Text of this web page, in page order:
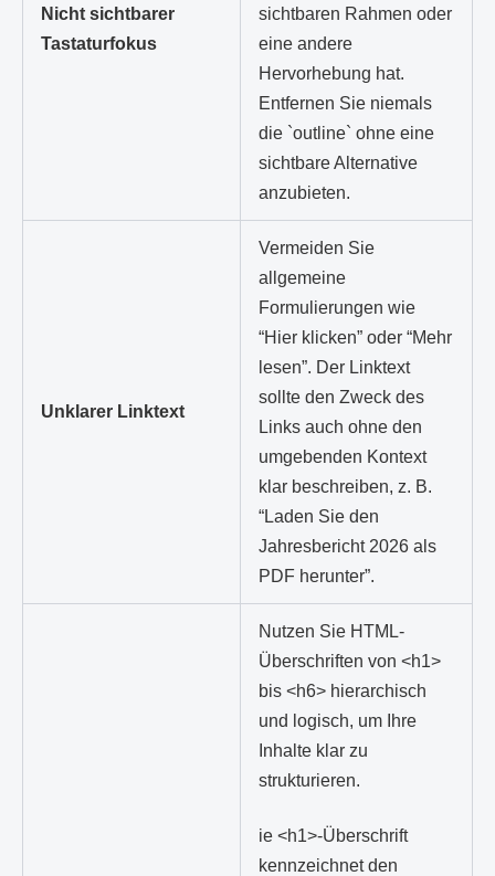
Nicht sichtbarer
Tastaturfokus
sichtbaren Rahmen oder
eine andere
Hervorhebung hat.
Entfernen Sie niemals
die `outline` ohne eine
sichtbare Alternative
anzubieten.
Unklarer Linktext
Vermeiden Sie
allgemeine
Formulierungen wie
“Hier klicken” oder “Mehr
lesen”. Der Linktext
sollte den Zweck des
Links auch ohne den
umgebenden Kontext
klar beschreiben, z. B.
“Laden Sie den
Jahresbericht 2026 als
PDF herunter”.
Nutzen Sie HTML-
Überschriften von <h1>
bis <h6> hierarchisch
und logisch, um Ihre
Inhalte klar zu
strukturieren.
ie <h1>-Überschrift
kennzeichnet den